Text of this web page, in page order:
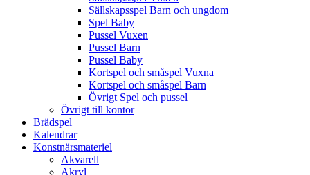
Sällskapsspel Barn och ungdom
Spel Baby
Pussel Vuxen
Pussel Barn
Pussel Baby
Kortspel och småspel Vuxna
Kortspel och småspel Barn
Övrigt Spel och pussel
Övrigt till kontor
Brädspel
Kalendrar
Konstnärsmateriel
Akvarell
Akryl